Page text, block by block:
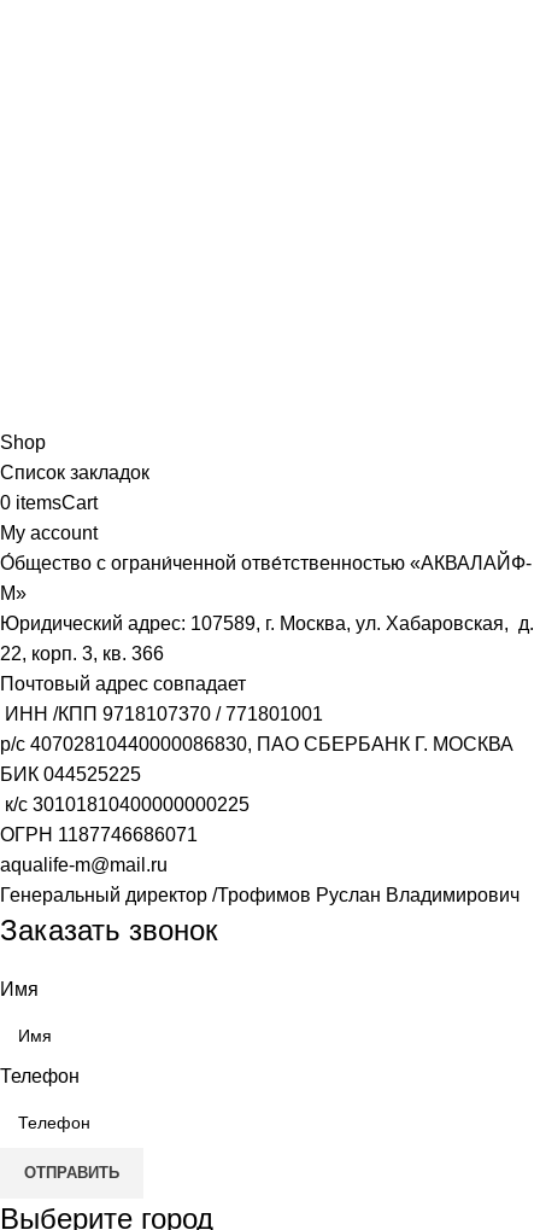
Shop
Список закладок
0 itemsCart
My account
О́бщество с ограни́ченной отве́тственностью «АКВАЛАЙФ-
М»
Юридический адрес: 107589, г. Москва, ул. Хабаровская, д.
22, корп. 3, кв. 366
Почтовый адрес совпадает
ИНН /КПП 9718107370 /771801001
р/с 40702810440000086830, ПАО СБЕРБАНК Г. МОСКВА
БИК 044525225
к/с 30101810400000000225
ОГРН 1187746686071
aqualife-m@mail.ru
Генеральный директор /Трофимов Руслан Владимирович
Заказать звонок
Имя
Телефон
ОТПРАВИТЬ
Выберите город